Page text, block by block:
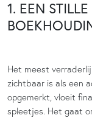
1. EEN STILLE
Het meest
zichtbaar is als een
opgemerkt, vloeit
spleetjes. Het gaat